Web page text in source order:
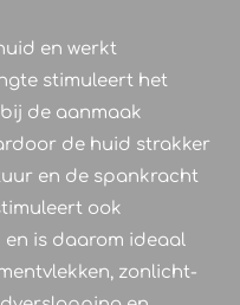
en werkt
stimuleert het
de aanmaak
de huid strakker
en de spankracht
ook
is daarom ideaal
zonlicht-